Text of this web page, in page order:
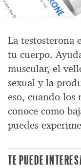
La testosterona
tu cuerpo.
muscular, el
sexual y la
eso, cuando
conoce como
puedes
TE PUEDE